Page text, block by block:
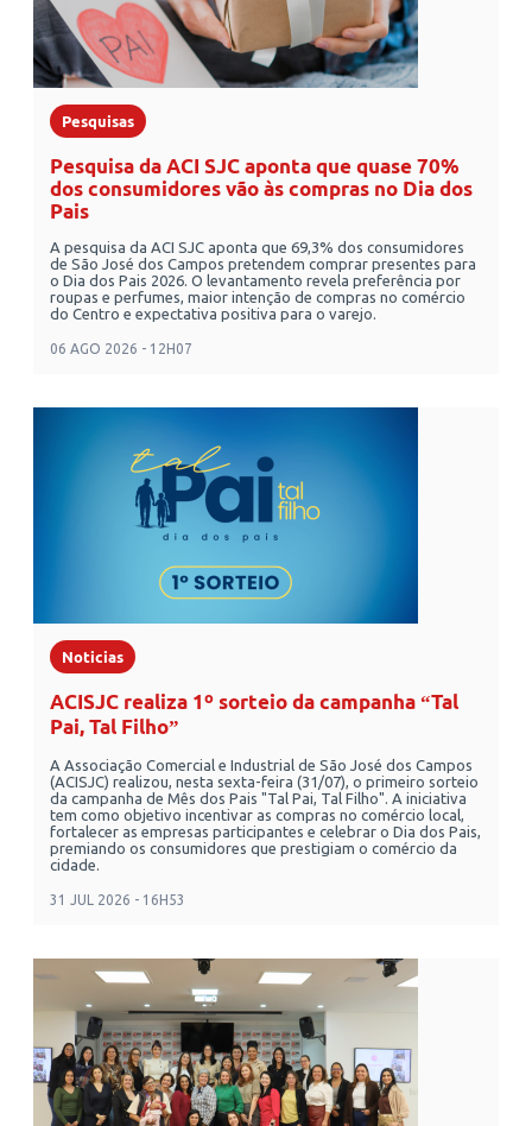
Pesquisas
Pesquisa da ACI SJC aponta que quase 70%
dos consumidores vão às compras no Dia dos
Pais
A pesquisa da ACI SJC aponta que 69,3% dos consumidores
de São José dos Campos pretendem comprar presentes para
o Dia dos Pais 2026. O levantamento revela preferência por
roupas e perfumes, maior intenção de compras no comércio
do Centro e expectativa positiva para o varejo.
06 AGO 2026 - 12H07
Noticias
ACISJC realiza 1º sorteio da campanha “Tal
Pai, Tal Filho”
A Associação Comercial e Industrial de São José dos Campos
(ACISJC) realizou, nesta sexta-feira (31/07), o primeiro sorteio
da campanha de Mês dos Pais "Tal Pai, Tal Filho". A iniciativa
tem como objetivo incentivar as compras no comércio local,
fortalecer as empresas participantes e celebrar o Dia dos Pais,
premiando os consumidores que prestigiam o comércio da
cidade.
31 JUL 2026 - 16H53